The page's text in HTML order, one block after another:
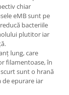
chiar
eMB sunt pe
bacteriile
plutitor iar
lung, care
filamentoase, în
scurt sunt o hrană
de epurare iar